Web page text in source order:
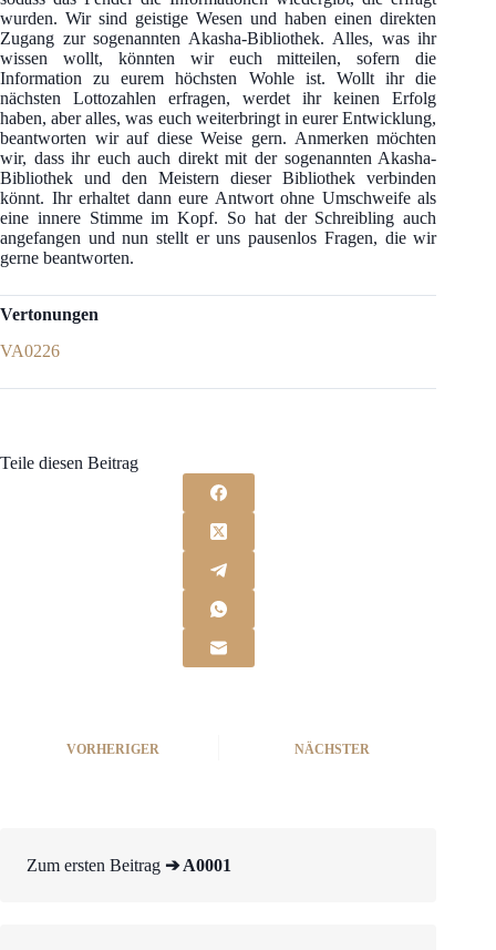
wurden. Wir sind geistige Wesen und haben einen direkten
Zugang zur sogenannten Akasha-Bibliothek. Alles, was ihr
wissen wollt, könnten wir euch mitteilen, sofern die
Information zu eurem höchsten Wohle ist. Wollt ihr die
nächsten Lottozahlen erfragen, werdet ihr keinen Erfolg
haben, aber alles, was euch weiterbringt in eurer Entwicklung,
beantworten wir auf diese Weise gern. Anmerken möchten
wir, dass ihr euch auch direkt mit der sogenannten Akasha-
Bibliothek und den Meistern dieser Bibliothek verbinden
könnt. Ihr erhaltet dann eure Antwort ohne Umschweife als
eine innere Stimme im Kopf. So hat der Schreibling auch
angefangen und nun stellt er uns pausenlos Fragen, die wir
gerne beantworten.
Vertonungen
VA0226
Teile diesen Beitrag
VORHERIGER NÄCHSTER
Zum ersten Beitrag ➔ A0001